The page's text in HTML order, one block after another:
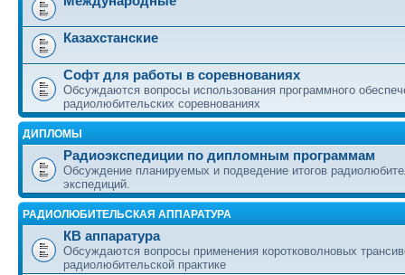
Казахстанские
Софт для работы в соревнованиях
Обсуждаются вопросы использования программного
радиолюбительских соревнованиях
ДИПЛОМЫ
Радиоэкспедиции по дипломным программам
Обсуждение планируемых и подведение итогов
экспедиций.
РАДИОЛЮБИТЕЛЬСКАЯ АППАРАТУРА
КВ аппаратура
Обсуждаются вопросы применения коротковолновых
радиолюбительской практике